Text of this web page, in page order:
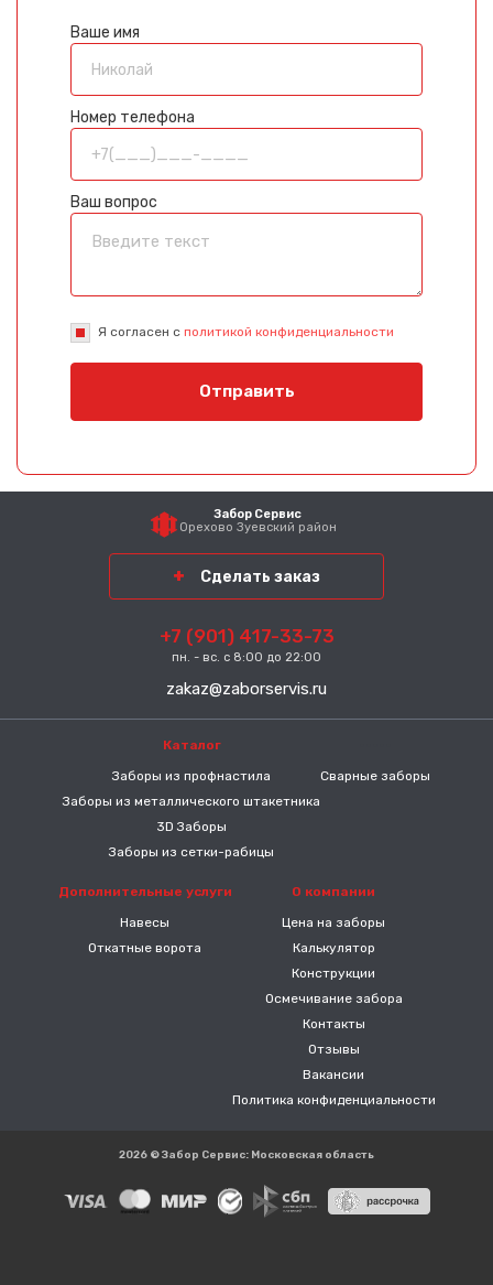
Ваше имя
Номер телефона
Ваш вопрос
Я согласен с политикой конфиденциальности
Отправить
Забор Сервис
Орехово Зуевский район
Сделать заказ
+7 (901) 417-33-73
пн. - вс. с 8:00 до 22:00
zakaz@zaborservis.ru
Каталог
Заборы из профнастила
Заборы из металлического штакетника
3D Заборы
Заборы из сетки-рабицы
Сварные заборы
Дополнительные услуги
Навесы
Откатные ворота
О компании
Цена на заборы
Калькулятор
Конструкции
Осмечивание забора
Контакты
Отзывы
Вакансии
Политика конфиденциальности
2026 © Забор Сервис: Московская область